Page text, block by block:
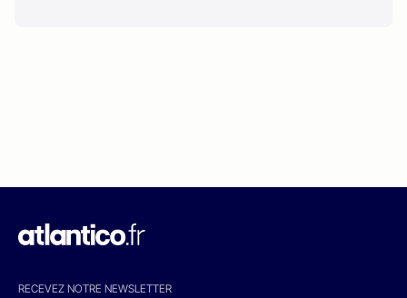
RECEVEZ NOTRE NEWSLETTER